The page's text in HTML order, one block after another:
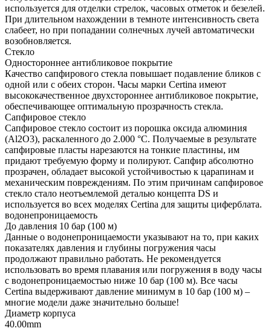
используется для отделки стрелок, часовых отметок и безелей.
При длительном нахождении в темноте интенсивность света
слабеет, но при попадании солнечных лучей автоматически
возобновляется.
Стекло
Одностороннее антибликовое покрытие
Качество сапфирового стекла повышает подавление бликов с
одной или с обеих сторон. Часы марки Certina имеют
высококачественное двухстороннее антибликовое покрытие,
обеспечивающее оптимальную прозрачность стекла.
Сапфировое стекло
Сапфировое стекло состоит из порошка оксида алюминия
(Al2O3), раскаленного до 2.000 °C. Получаемые в результате
сапфировые пласты нарезаются на тонкие пластины, им
придают требуемую форму и полируют. Сапфир абсолютно
прозрачен, обладает высокой устойчивостью к царапинам и
механическим повреждениям. По этим причинам сапфировое
стекло стало неотъемлемой деталью концепта DS и
используется во всех моделях Certina для защиты циферблата.
водонепроницаемость
До давления 10 бар (100 м)
Данные о водонепроницаемости указывают на то, при каких
показателях давления и глубины погружения часы
продолжают правильно работать. Не рекомендуется
использовать во время плавания или погружения в воду часы
с водонепроницаемостью ниже 10 бар (100 м). Все часы
Certina выдерживают давление минимум в 10 бар (100 м) –
многие модели даже значительно больше!
Диаметр корпуса
40.00mm